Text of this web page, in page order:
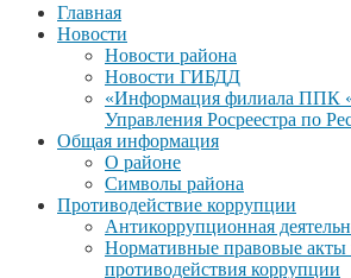
Главная
Новости
Новости района
Новости ГИБДД
«Информация филиала ППК
Управления Росреестра по
Общая информация
О районе
Символы района
Противодействие коррупции
Антикоррупционная
Нормативные правовые
противодействия коррупции